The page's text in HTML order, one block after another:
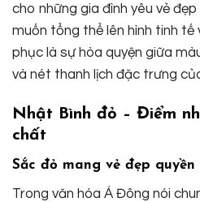
cho những gia đình yêu vẻ
muốn tổng thể lên hình tinh tế
phục là sự hòa quyện giữa
và nét thanh lịch đặc trưng
Nhật Bình đỏ – Điểm
chất
Sắc đỏ mang vẻ đẹp
Trong văn hóa Á Đông nói